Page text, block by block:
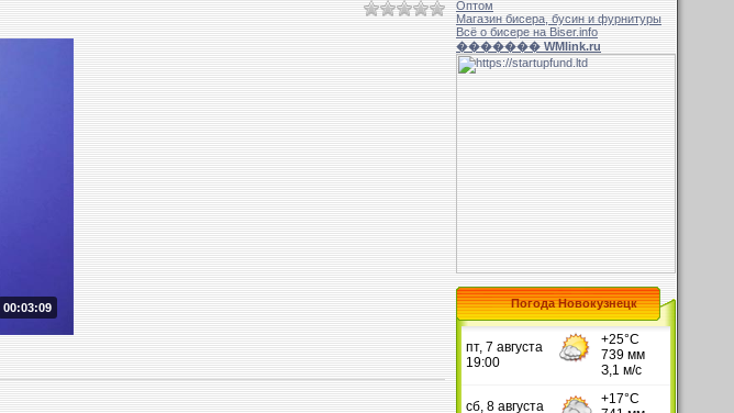
00:03:09
Оптом
Магазин бисера, бусин и фурнитуры
Всё о бисере на Biser.info
������� WMlink.ru
Погода Новокузнецк